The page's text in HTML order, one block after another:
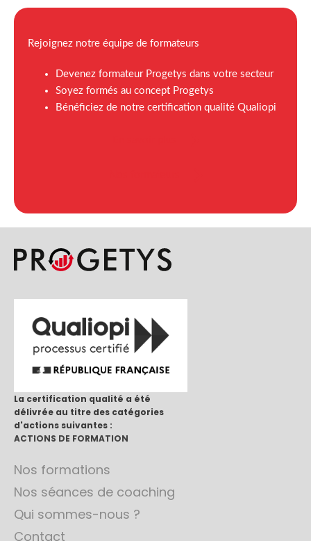
Rejoignez notre équipe de formateurs
Devenez formateur Progetys dans votre secteur
Soyez formés au concept Progetys
Bénéficiez de notre certification qualité Qualiopi
La certification qualité a été
délivrée au titre des catégories
d'actions suivantes :
ACTIONS DE FORMATION
Nos formations
Nos séances de coaching
Qui sommes-nous ?
Contact